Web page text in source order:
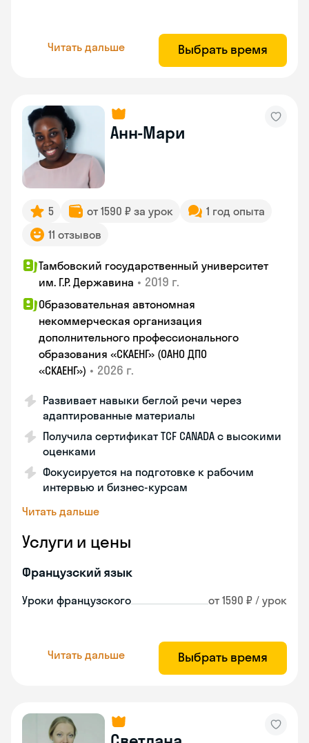
Читать дальше Выбрать время
Анн-Мари
5 от 1590 ₽ за урок
1 год опыта
11 отзывов
Тамбовский государственный университет
им. Г.Р. Державина • 2019 г.
Образовательная автономная
некоммерческая организация
дополнительного профессионального
образования «СКАЕНГ» (ОАНО ДПО
«СКАЕНГ») • 2026 г.
Развивает навыки беглой речи через
адаптированные материалы
Получила сертификат TCF CANADA с высокими
оценками
Фокусируется на подготовке к рабочим
интервью и бизнес-курсам
Читать дальше
Услуги и цены
Французский язык
Уроки французского от 1590 ₽ / урок
Читать дальше Выбрать время